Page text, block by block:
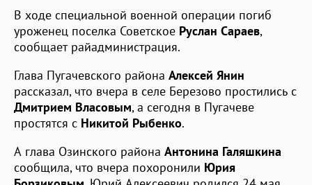
В ходе специальной военной операции погиб
уроженец поселка Советское Руслан Сараев,
сообщает райадминистрация.
Глава Пугачевского района Алексей Янин
рассказал, что вчера в селе Березово простились с
Дмитрием Власовым, а сегодня в Пугачеве
простятся с Никитой Рыбенко.
А глава Озинского района Антонина Галяшкина
сообщила, что вчера похоронили Юрия